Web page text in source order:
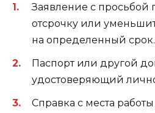
Заявление с просьбой
отсрочку или
на определенный срок.
Паспорт или другой
удостоверяющий
Справка с места